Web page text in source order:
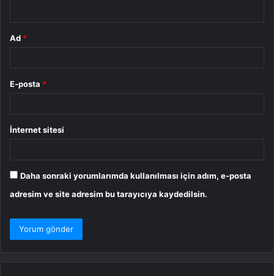
Ad *
E-posta *
İnternet sitesi
Daha sonraki yorumlarımda kullanılması için adım, e-posta
adresim ve site adresim bu tarayıcıya kaydedilsin.